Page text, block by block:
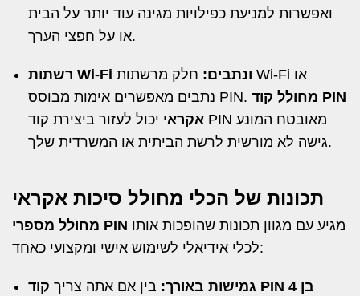
ואפשרות למניעת כפילויות מגינה עוד יותר על הבית
או על חפצי הערך.
רשתות Wi-Fi ונתבים: חלק מרשתות Wi-Fi או
נתבים מאפשרים אימות מבוסס PIN. מחולל קוד PIN
אקראי יכול לעזור ביצירת קוד PIN מאובטח המונע
גישה לא מורשית לרשת הביתית או המשרדית שלך.
תכונות של הכלי מחולל סיכות אקראי
מחולל מספרי PIN
לכלי אידיאלי לשימוש אישי ומקצועי כאחד:
גמישות באורך: בין אם אתה צריך קוד PIN בן 4